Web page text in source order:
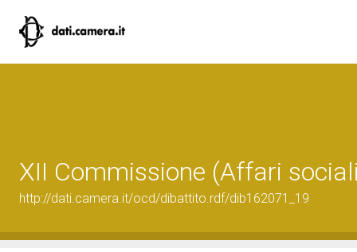
XII Commissione (Affari
http://dati.camera.it/ocd/dibattito.rdf/dib162071_19